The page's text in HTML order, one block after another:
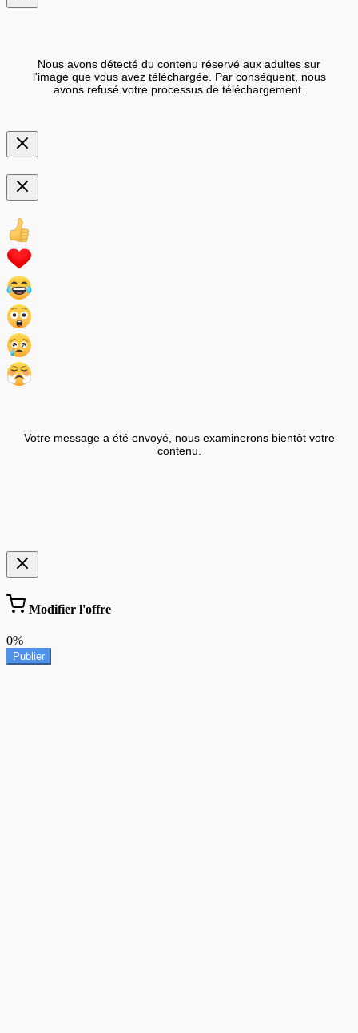
Nous avons détecté du contenu réservé aux adultes sur
l'image que vous avez téléchargée. Par conséquent, nous
avons refusé votre processus de téléchargement.
Votre message a été envoyé, nous examinerons bientôt votre
contenu.
Modifier l'offre
0%
Publier